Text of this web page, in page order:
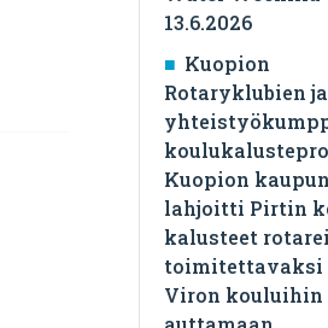
13.6.2026
Kuopion
Rotaryklubien ja
Kuopion
lahjoitti Pirtin
kalusteet
toimitettavaksi
Viron kouluihin